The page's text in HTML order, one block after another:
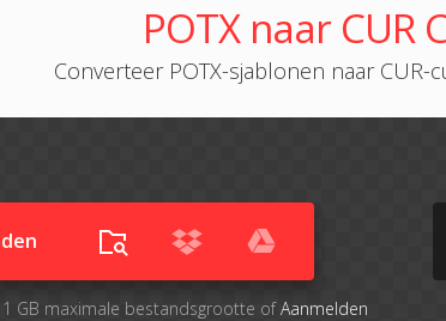
POTX naar CUR
Converteer POTX-sjablonen naar
GB maximale bestandsgrootte ofAanmelden